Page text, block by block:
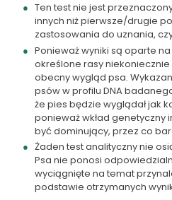
Ten test nie jest
innych niż pierwsze/drugie
zastosowania do uznania,
Ponieważ wyniki są oparte
określone rasy
obecny wygląd psa.
psów w profilu DNA
że pies będzie wyglądał jak
ponieważ wkład genetyczny
być dominujący, przez co
Żaden test analityczny nie
Psa nie ponosi
wyciągnięte na temat
podstawie otrzymanych